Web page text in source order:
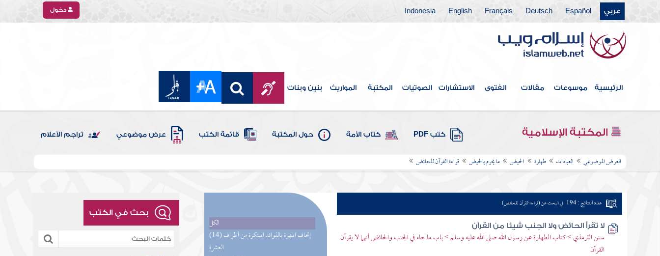
عربي Español
Deutsch
Français
English
Indonesia دخول
الرئيسية موسوعات مقالات الفتوى الاستشارات الصوتيات المكتبة المواريث بنين وبنات
المكتبة الإسلامية كتب PDF كتاب الأمة حول المكتبة قائمة الكتب عرض موضوعي تراجم الأعلام
العرض الموضوعي العبادات طهارة الحيض ما يحرم بالحيض قراءة القرآن للحائض
الكل
(14) إتحاف المهرة بالفوائد المبتكرة من أطراف
العشرة
عدد النتائج : 194 في البحث عن (قراءة القرآن للحائض)
لا تقرأ الحائض ولا الجنب شيئا من القرآن
سنن الترمذي > كتاب الطهارة عن رسول الله صلى الله عليه وسلم > باب ما جاء في الجنب والحائض أنهما لا يقرآن
القرآن
بحث في الكتب